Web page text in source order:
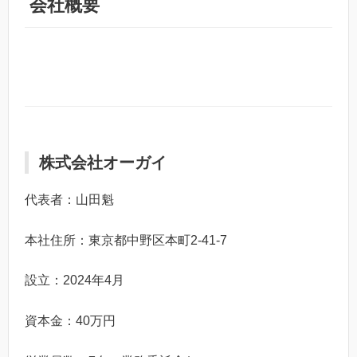
会社概要
株式会社オーガイ
代表者：山田魁
本社住所：東京都中野区本町2-41-7
設立：2024年4月
資本金：40万円